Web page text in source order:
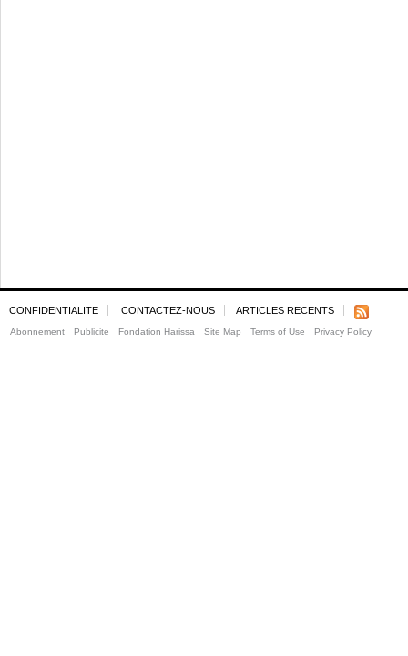
CONFIDENTIALITE CONTACTEZ-NOUS ARTICLES RECENTS
Abonnement Publicite Fondation Harissa Site Map Terms of Use Privacy Policy